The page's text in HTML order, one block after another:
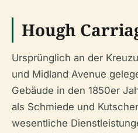
Hough
Ursprünglich an der
und Midland Avenue
Gebäude in den 1850er
als Schmiede und
wesentliche